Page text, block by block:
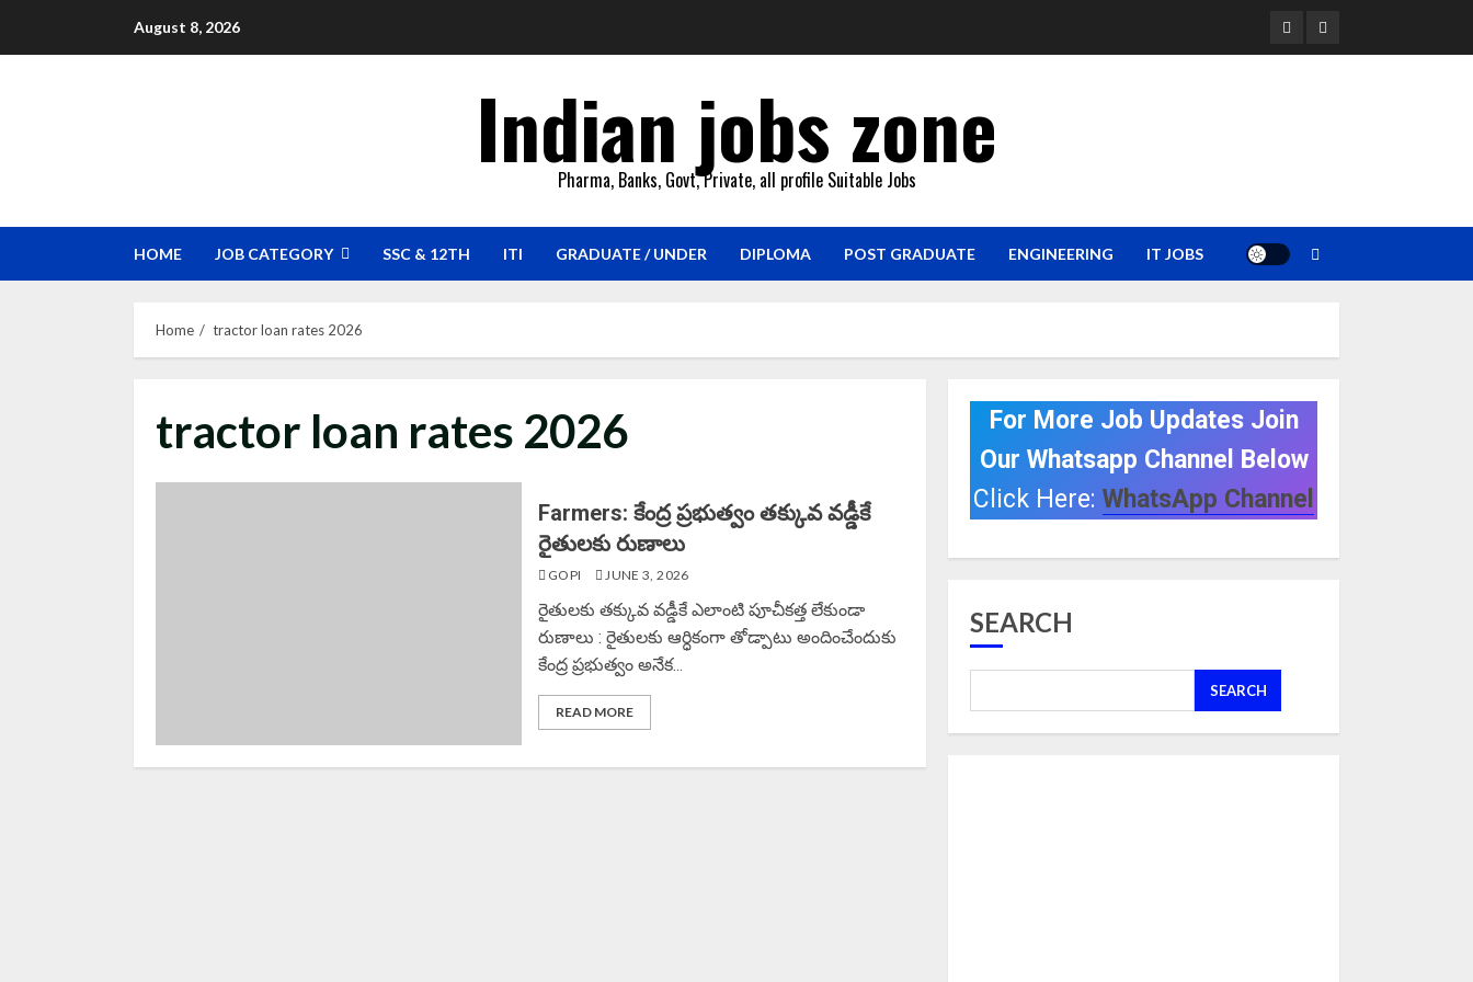
August 8, 2026 YouTubeWhatsapp
Indian jobs zone
Pharma, Banks, Govt, Private, all profile Suitable Jobs
HOME JOB CATEGORY SSC & 12TH ITI GRADUATE / UNDER DIPLOMA POST GRADUATE ENGINEERING IT JOBS
Home tractor loan rates 2026
tractor loan rates 2026
Farmers: కేంద్ర ప్రభుత్వం తక్కువ వడ్డీకే
రైతులకు రుణాలు
GOPI JUNE 3, 2026
రైతులకు తక్కువ వడ్డీకే ఎలాంటి పూచీకత్త లేకుండా
రుణాలు : రైతులకు ఆర్ధికంగా తోడ్పాటు అందించేందుకు
కేంద్ర ప్రభుత్వం అనేక...
READ MORE
For More Job Updates Join
Our Whatsapp Channel Below
Click Here:WhatsApp Channel
SEARCH
SEARCH